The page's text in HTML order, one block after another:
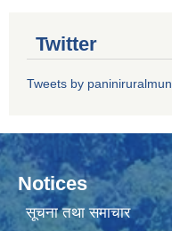
Twitter
Tweets by paniniruralmun
Notices
सूचना तथा समाचार